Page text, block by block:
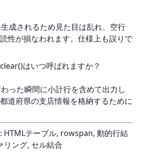
成されるため見た目は乱れ、空行
性が損なわれます。仕様上も誤りで
はいつ呼ばれますか？
った瞬間に小計行を含めて出力し
道府県の支店情報を格納するために
HTMLテーブル, rowspan, 動的行結
リング, セル結合